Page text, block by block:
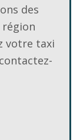
des
votre taxi